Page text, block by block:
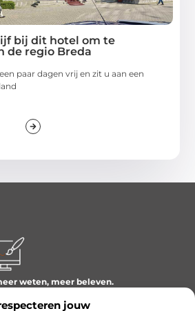
jouw
bij dit hotel om te
de regio Breda
paar dagen vrij en zit u aan een
weten, meer beleven.
leven boeiend maakt.